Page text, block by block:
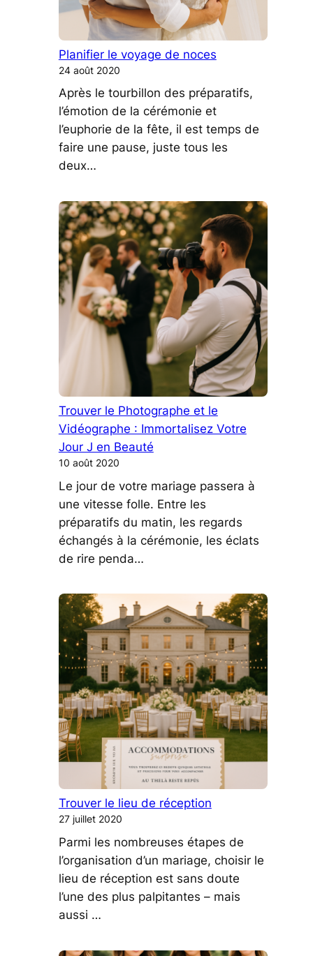
Planifier le voyage de noces
24 août 2020
Après le tourbillon des préparatifs,
l’émotion de la cérémonie et
l’euphorie de la fête, il est temps de
faire une pause, juste tous les
deux…
Trouver le Photographe et le
Vidéographe : Immortalisez Votre
Jour J en Beauté
10 août 2020
Le jour de votre mariage passera à
une vitesse folle. Entre les
préparatifs du matin, les regards
échangés à la cérémonie, les éclats
de rire penda…
Trouver le lieu de réception
27 juillet 2020
Parmi les nombreuses étapes de
l’organisation d’un mariage, choisir le
lieu de réception est sans doute
l’une des plus palpitantes – mais
aussi …